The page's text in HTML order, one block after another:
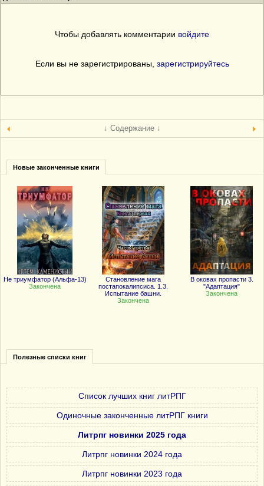
Чтобы добавлять комментарии войдите
Если вы не зарегистрированы, зарегистрируйтесь
↓ Содержание ↓
Новые законченные книги
Не триумфатор (Альфа-13)
Закончена
Становление мага
постапокалипсиса. 1.3.
Испытание башни.
Закончена
В оковах пропасти 3.
"Адаптация"
Закончена
Полезные списки книг
Список лучших книг литРПГ
Одиночные законченные литРПГ книги
Литрпг новинки 2025 года
Литрпг новинки 2024 года
Литрпг новинки 2023 года